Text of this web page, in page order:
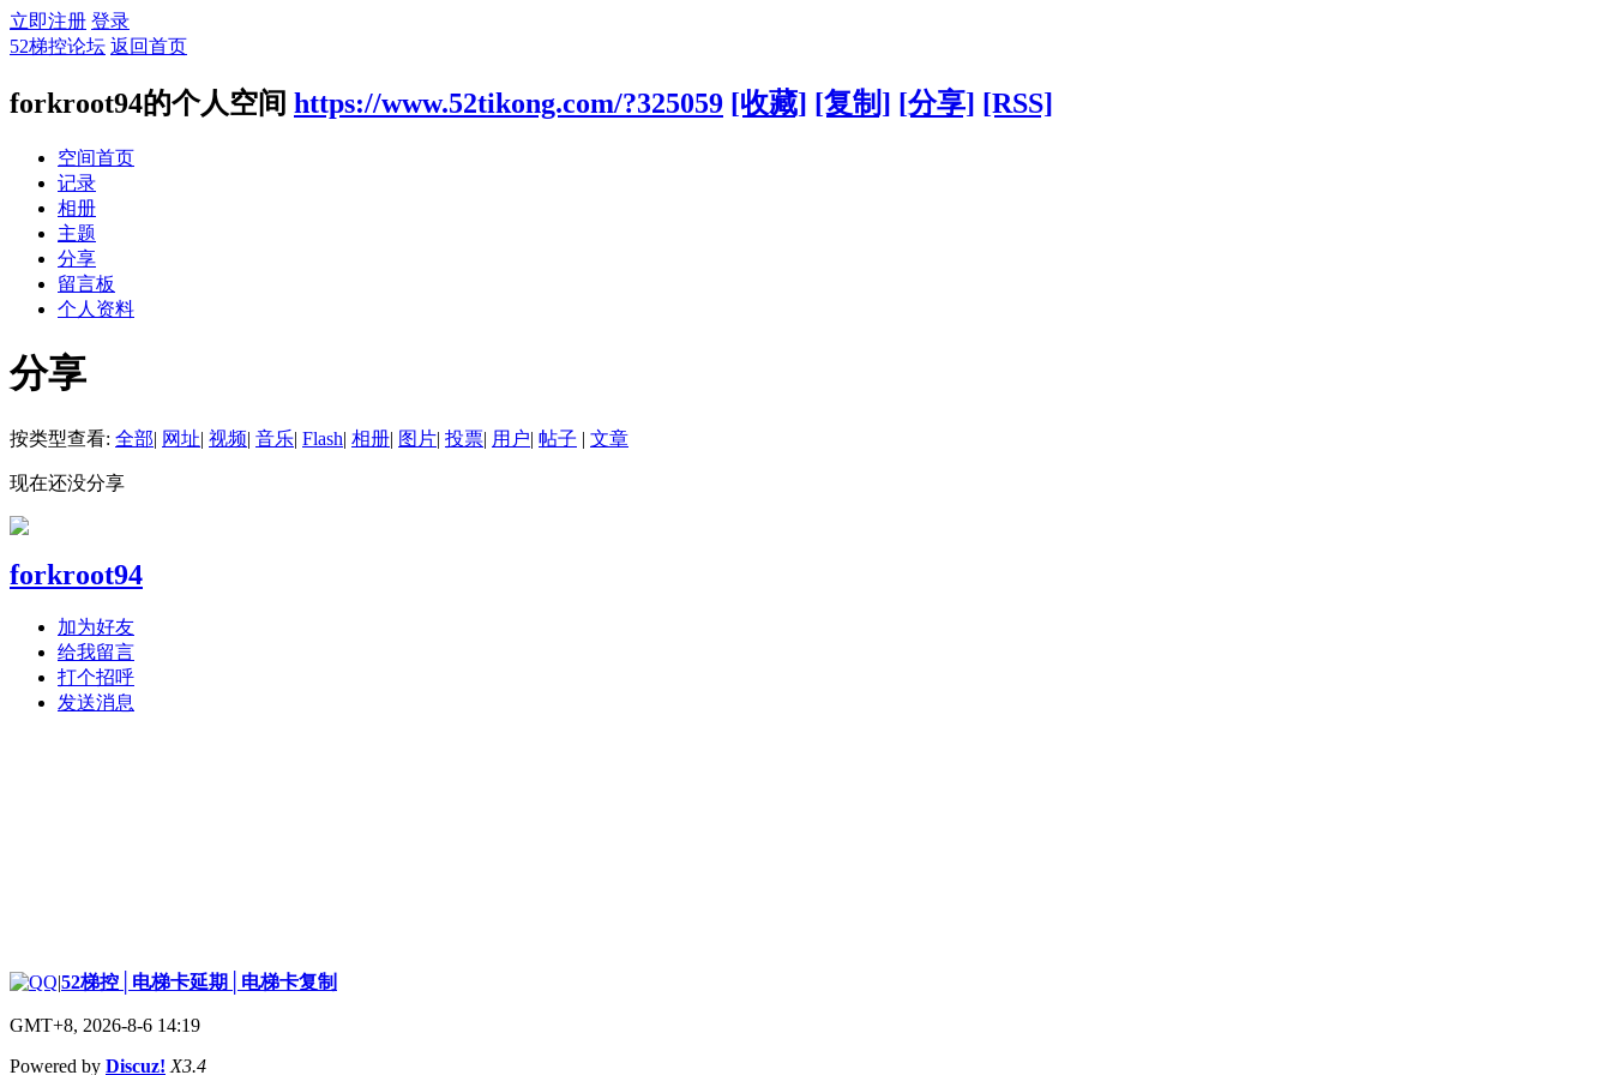
立即注册 登录
52梯控论坛 返回首页
forkroot94的个人空间 https://www.52tikong.com/?325059 [收藏] [复制] [分享] [RSS]
空间首页
记录
相册
主题
分享
留言板
个人资料
分享
按类型查看: 全部| 网址| 视频| 音乐| Flash| 相册| 图片| 投票| 用户| 帖子 | 文章
现在还没分享
forkroot94
加为好友
给我留言
打个招呼
发送消息
|52梯控│电梯卡延期│电梯卡复制
GMT+8, 2026-8-6 14:19
Powered by Discuz! X3.4